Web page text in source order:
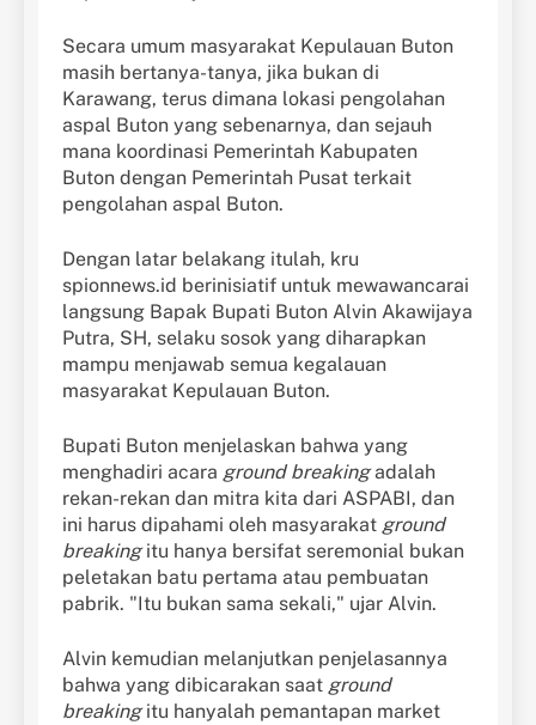
Secara umum masyarakat Kepulauan Buton
masih bertanya-tanya, jika bukan di
Karawang, terus dimana lokasi pengolahan
aspal Buton yang sebenarnya, dan sejauh
mana koordinasi Pemerintah Kabupaten
Buton dengan Pemerintah Pusat terkait
pengolahan aspal Buton.
Dengan latar belakang itulah, kru
spionnews.id berinisiatif untuk mewawancarai
langsung Bapak Bupati Buton Alvin Akawijaya
Putra, SH, selaku sosok yang diharapkan
mampu menjawab semua kegalauan
masyarakat Kepulauan Buton.
Bupati Buton menjelaskan bahwa yang
menghadiri acara ground breakingadalah
rekan-rekan dan mitra kita dari ASPABI, dan
ini harus dipahami oleh masyarakat ground
breakingitu hanya bersifat seremonial bukan
peletakan batu pertama atau pembuatan
pabrik. "Itu bukan sama sekali," ujar Alvin.
Alvin kemudian melanjutkan penjelasannya
bahwa yang dibicarakan saat ground
breakingitu hanyalah pemantapan market